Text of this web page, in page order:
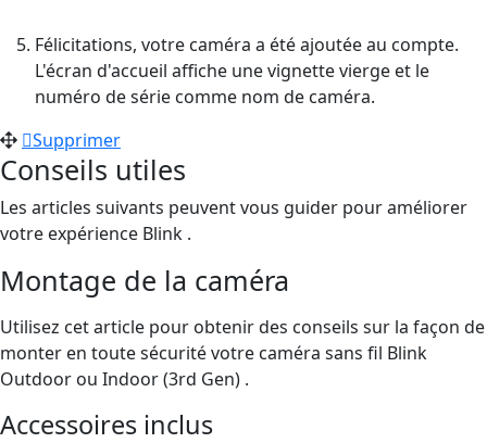
Félicitations, votre caméra a été ajoutée au compte.
L'écran d'accueil affiche une vignette vierge et le
numéro de série comme nom de caméra.
Supprimer
Conseils utiles
Les articles suivants peuvent vous guider pour améliorer
votre expérience Blink .
Montage de la caméra
Utilisez cet article pour obtenir des conseils sur la façon de
monter en toute sécurité votre caméra sans fil Blink
Outdoor ou Indoor (3rd Gen) .
Accessoires inclus